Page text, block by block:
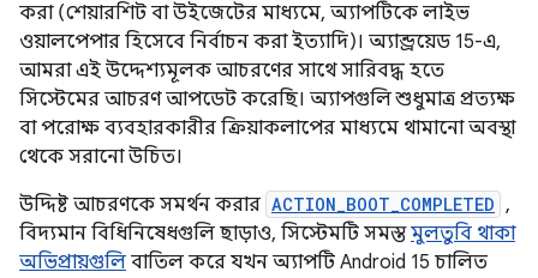
করা (শেয়ারশিট বা উইজেটের মাধ্যমে, অ্যাপটিকে লাইভ
ওয়ালপেপার হিসেবে নির্বাচন করা ইত্যাদি)। অ্যান্ড্রয়েড 15-এ,
আমরা এই উদ্দেশ্যমূলক আচরণের সাথে সারিবদ্ধ হতে
সিস্টেমের আচরণ আপডেট করেছি। অ্যাপগুলি শুধুমাত্র প্রত্যক্ষ
বা পরোক্ষ ব্যবহারকারীর ক্রিয়াকলাপের মাধ্যমে থামানো অবস্থা
থেকে সরানো উচিত।
উদ্দিষ্ট আচরণকে সমর্থন করার ACTION_BOOT_COMPLETED ,
বিদ্যমান বিধিনিষেধগুলি ছাড়াও, সিস্টেমটি সমস্তমুলতুবি থাকা
অভিপ্রায়গুলি বাতিল করে যখন অ্যাপটি Android 15 চালিত